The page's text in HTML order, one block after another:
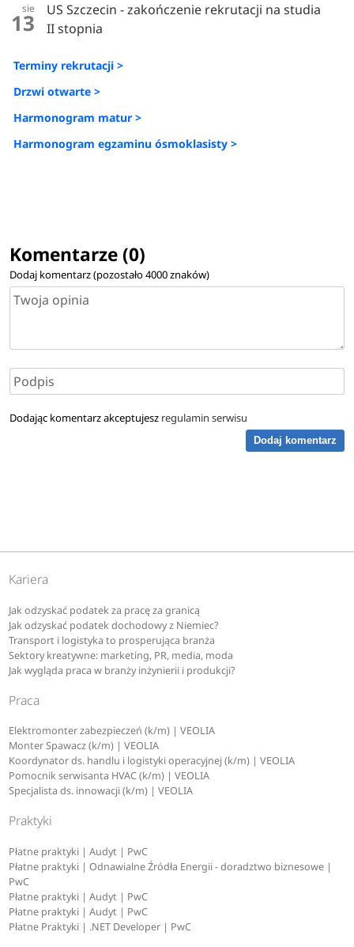
sie
13
US Szczecin - zakończenie rekrutacji na studia
II stopnia
Terminy rekrutacji >
Drzwi otwarte >
Harmonogram matur >
Harmonogram egzaminu ósmoklasisty >
Komentarze (0)
Dodaj komentarz (pozostało4000znaków)
Dodając komentarz akceptujesz regulamin serwisu
Dodaj komentarz
Kariera
Jak odzyskać podatek za pracę za granicą
Jak odzyskać podatek dochodowy z Niemiec?
Transport i logistyka to prosperująca branża
Sektory kreatywne: marketing, PR, media, moda
Jak wygląda praca w branży inżynierii i produkcji?
Praca
Elektromonter zabezpieczeń (k/m) | VEOLIA
Monter Spawacz (k/m) | VEOLIA
Koordynator ds. handlu i logistyki operacyjnej (k/m) | VEOLIA
Pomocnik serwisanta HVAC (k/m) | VEOLIA
Specjalista ds. innowacji (k/m) | VEOLIA
Praktyki
Płatne praktyki | Audyt | PwC
Płatne praktyki | Odnawialne Źródła Energii - doradztwo biznesowe |
PwC
Płatne praktyki | Audyt | PwC
Płatne praktyki | Audyt | PwC
Płatne Praktyki | .NET Developer | PwC